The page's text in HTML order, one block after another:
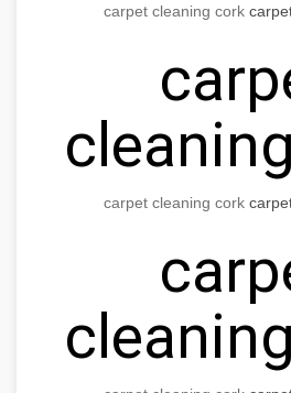
carpet cleaning cork
carpet cleaning cork